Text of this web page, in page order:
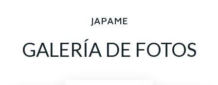
JAPAME
GALERÍA DE FOTOS